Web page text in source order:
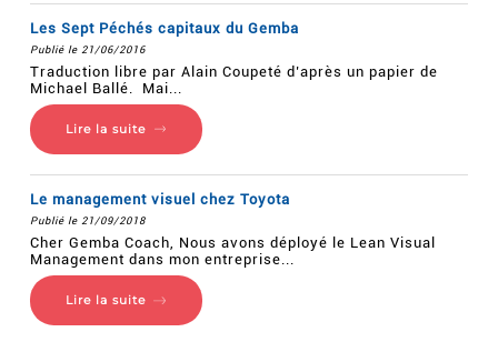
Les Sept Péchés capitaux du Gemba
Publié le 21/06/2016
Traduction libre par Alain Coupeté d’après un papier de
Michael Ballé. Mai...
Lire la suite
Le management visuel chez Toyota
Publié le 21/09/2018
Cher Gemba Coach, Nous avons déployé le Lean Visual
Management dans mon entreprise...
Lire la suite